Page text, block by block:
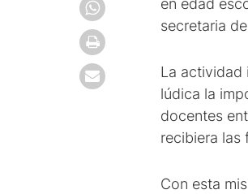
en edad
secretaria
La actividad
lúdica la
docentes
recibiera las
Con esta